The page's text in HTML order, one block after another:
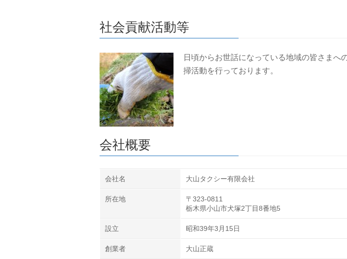
社会貢献活動等
日頃からお世話になっている地域の皆さま
掃活動を行っております。
会社概要
会社名 大山タクシー有限会社
所在地
〒323-0811
栃木県小山市犬塚2丁目8番地5
設立 昭和39年3月15日
創業者 大山正蔵